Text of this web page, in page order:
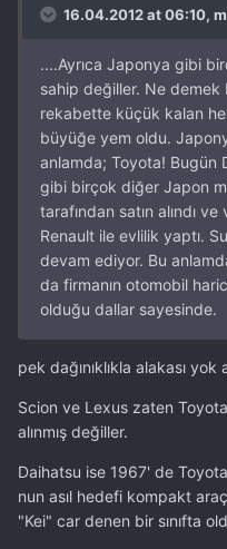
16.04.2012 at 06:10,
....Ayrıca Japonya gibi
sahip değiller. Ne
rekabette küçük kalan
büyüğe yem oldu.
anlamda; Toyota! Bugün
gibi birçok diğer Japon
tarafından satın alındı
Renault ile evlilik yaptı.
devam ediyor. Bu
da firmanın otomobil
olduğu dallar sayesinde.
pek dağınıklıkla alakası yok
Scion ve Lexus zaten
alınmış değiller.
Daihatsu ise 1967' de
nun asıl hedefi kompakt
"Kei" car denen bir sınıfta